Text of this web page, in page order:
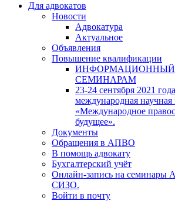
Для адвокатов
Новости
Адвокатура
Актуальное
Объявления
Повышение квалификации
ИНФОРМАЦИОННЫЙ
СЕМИНАРАМ
23-24 сентября 2021
международная
«Международное
будущее».
Документы
Обращения в АПВО
В помощь адвокату
Бухгалтерский учёт
Онлайн-запись на
СИЗО.
Войти в почту